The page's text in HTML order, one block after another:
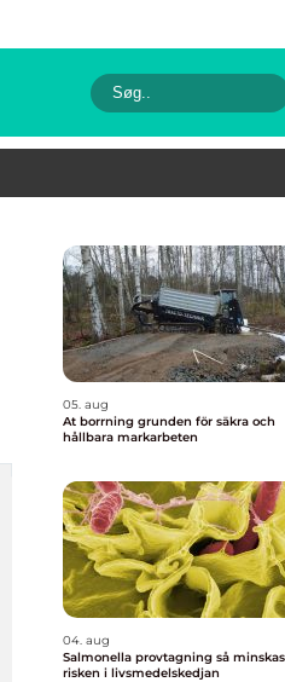
05. aug
At borrning grunden för säkra och
hållbara markarbeten
04. aug
Salmonella provtagning så minskas
risken i livsmedelskedjan